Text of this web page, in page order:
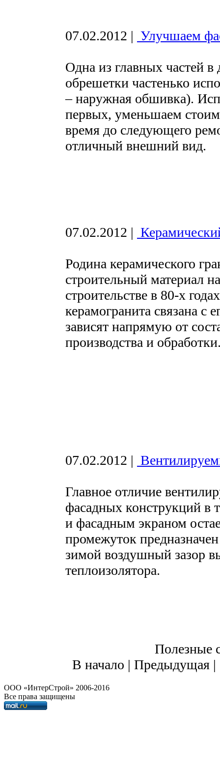
07.02.2012 | Улучшаем
Одна из главных частей
обрешетки частенько
– наружная обшивка).
первых, уменьшаем
время до следующего
отличный внешний вид.
07.02.2012 |
Родина керамического
строительный материал
строительстве в 80-х
керамогранита связана с
зависят напрямую от
производства и
07.02.2012 |
Главное отличие
фасадных конструкций в
и фасадным экраном
промежуток
зимой воздушный зазор
теплоизолятора.
Полезные
В начало | Предыдущая |
OOO «ИнтерСтрой» 2006-2016
Все права защищены